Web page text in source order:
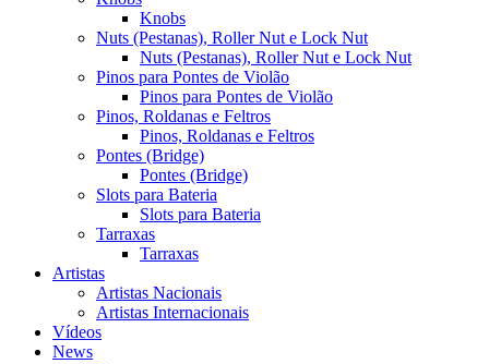
Knobs
Nuts (Pestanas), Roller Nut e Lock Nut
Nuts (Pestanas), Roller Nut e Lock Nut
Pinos para Pontes de Violão
Pinos para Pontes de Violão
Pinos, Roldanas e Feltros
Pinos, Roldanas e Feltros
Pontes (Bridge)
Pontes (Bridge)
Slots para Bateria
Slots para Bateria
Tarraxas
Tarraxas
Artistas
Artistas Nacionais
Artistas Internacionais
Vídeos
News